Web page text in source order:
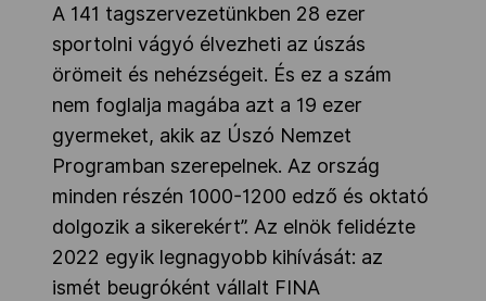
A 141 tagszervezetünkben 28 ezer
sportolni vágyó élvezheti az úszás
örömeit és nehézségeit. És ez a szám
nem foglalja magába azt a 19 ezer
gyermeket, akik az Úszó Nemzet
Programban szerepelnek. Az ország
minden részén 1000-1200 edző és oktató
dolgozik a sikerekért”. Az elnök felidézte
2022 egyik legnagyobb kihívását: az
ismét beugróként vállalt FINA